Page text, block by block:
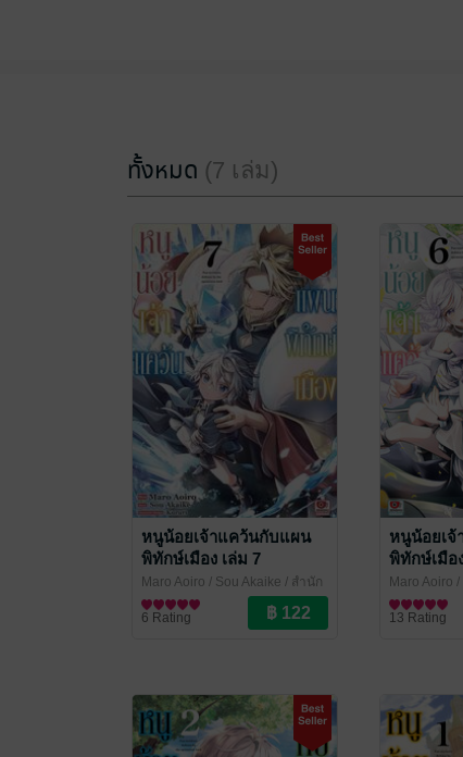
ทั้งหมด (7 เล่ม)
หนูน้อยเจ้าแคว้นกับแผน
พิทักษ์เมือง เล่ม 7
Maro Aoiro / Sou Akaike / สำนัก
พิมพ์เซนชู
การ์ตูนทั่วไป
6 Rating
หนูน้อยเ
พิทักษ์เมือ
Maro Aoiro /
พิมพ์เซนชู
การ์ตูนทั่วไป
13 Rating